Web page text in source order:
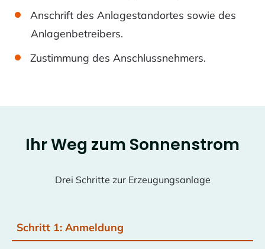
Anschrift des Anlagestandortes sowie des
Anlagenbetreibers.
Zustimmung des Anschlussnehmers.
Ihr Weg zum Sonnenstrom
Drei Schritte zur Erzeugungsanlage
Schritt 1: Anmeldung